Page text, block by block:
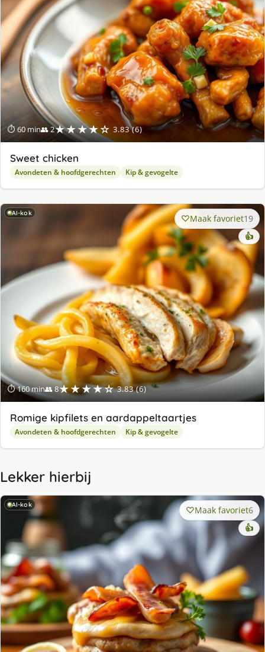
⏱ 60 min👥 2★★★★☆ 3.83 (6)
Sweet chicken
Avondeten & hoofdgerechten Kip & gevogelte
AI-kok
⏱ 160 min👥 8★★★★☆ 3.83 (6)
Maak favoriet19
👍
Romige kipfilets en aardappeltaartjes
Avondeten & hoofdgerechten Kip & gevogelte
Lekker hierbij
AI-kok Maak favoriet6
👍